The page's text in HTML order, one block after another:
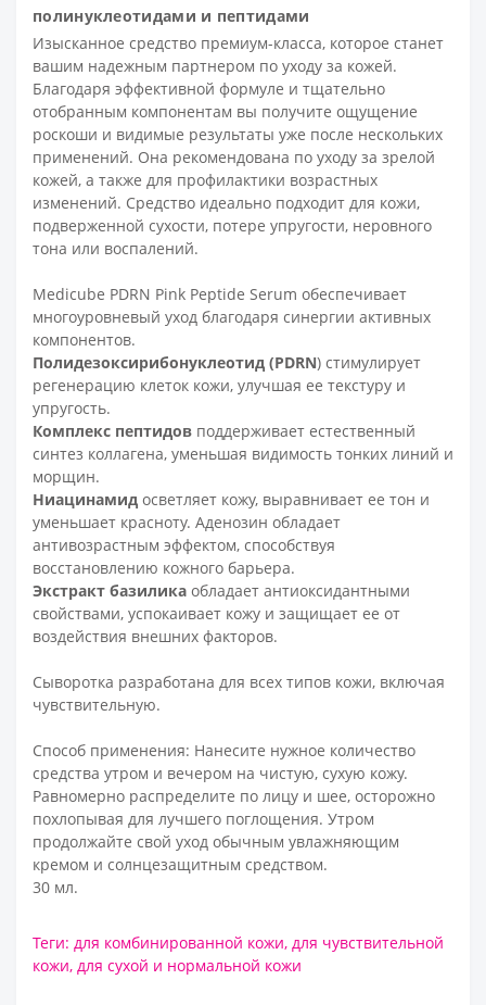
полинуклеотидами и пептидами
Изысканное средство премиум-класса, которое станет
вашим надежным партнером по уходу за кожей.
Благодаря эффективной формуле и тщательно
отобранным компонентам вы получите ощущение
роскоши и видимые результаты уже после нескольких
применений. Она рекомендована по уходу за зрелой
кожей, а также для профилактики возрастных
изменений. Средство идеально подходит для кожи,
подверженной сухости, потере упругости, неровного
тона или воспалений.
Medicube PDRN Pink Peptide Serum обеспечивает
многоуровневый уход благодаря синергии активных
компонентов.
Полидезоксирибонуклеотид (PDRN) стимулирует
регенерацию клеток кожи, улучшая ее текстуру и
упругость.
Комплекс пептидов поддерживает естественный
синтез коллагена, уменьшая видимость тонких линий и
морщин.
Ниацинамид осветляет кожу, выравнивает ее тон и
уменьшает красноту. Аденозин обладает
антивозрастным эффектом, способствуя
восстановлению кожного барьера.
Экстракт базилика обладает антиоксидантными
свойствами, успокаивает кожу и защищает ее от
воздействия внешних факторов.
Сыворотка разработана для всех типов кожи, включая
чувствительную.
Способ применения: Нанесите нужное количество
средства утром и вечером на чистую, сухую кожу.
Равномерно распределите по лицу и шее, осторожно
похлопывая для лучшего поглощения. Утром
продолжайте свой уход обычным увлажняющим
кремом и солнцезащитным средством.
30 мл.
Теги: для комбинированной кожи, для чувствительной
кожи, для сухой и нормальной кожи